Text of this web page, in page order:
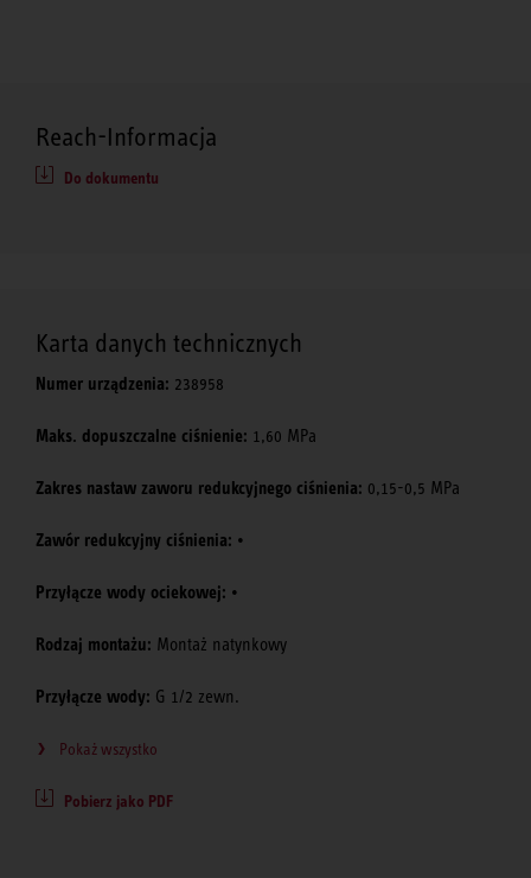
Reach-Informacja
Do dokumentu
Karta danych technicznych
Numer urządzenia: 238958
Maks. dopuszczalne ciśnienie: 1,60 MPa
Zakres nastaw zaworu redukcyjnego ciśnienia: 0,15-0,5 MPa
Zawór redukcyjny ciśnienia: •
Przyłącze wody ociekowej: •
Rodzaj montażu: Montaż natynkowy
Przyłącze wody: G 1/2 zewn.
Pokaż wszystko
Pobierz jako PDF